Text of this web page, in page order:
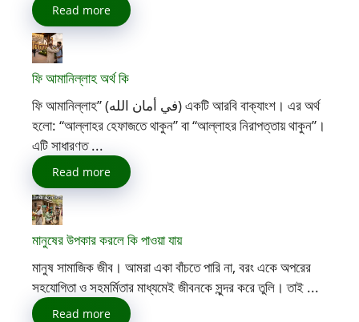
Read more
ফি আমানিল্লাহ অর্থ কি
ফি আমানিল্লাহ” (في أمان الله) একটি আরবি বাক্যাংশ। এর অর্থ
হলো: “আল্লাহর হেফাজতে থাকুন” বা “আল্লাহর নিরাপত্তায় থাকুন”।
এটি সাধারণত ...
Read more
মানুষের উপকার করলে কি পাওয়া যায়
মানুষ সামাজিক জীব। আমরা একা বাঁচতে পারি না, বরং একে অপরের
সহযোগিতা ও সহমর্মিতার মাধ্যমেই জীবনকে সুন্দর করে তুলি। তাই ...
Read more